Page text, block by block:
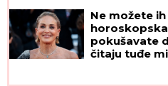
Ne možete
pokušavate
čitaju tuđe